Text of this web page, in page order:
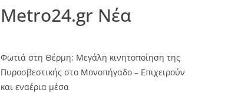
Metro24.gr Νέα
Φωτιά στη Θέρμη: Μεγάλη κινητοποίηση της
Πυροσβεστικής στο Μονοπήγαδο – Επιχειρούν
και εναέρια μέσα